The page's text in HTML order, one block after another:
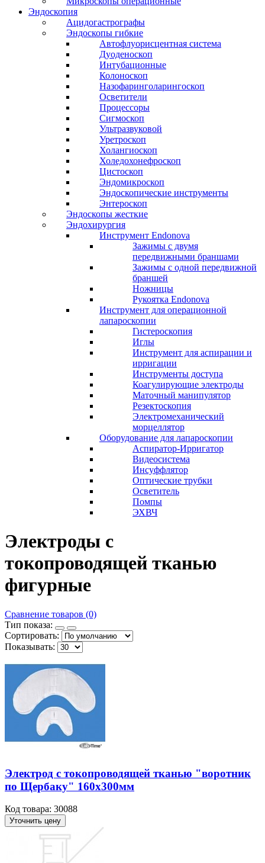
Эндоскопия
Ацидогастрографы
Эндоскопы гибкие
Автофлуорисцентная система
Дуоденоскоп
Интубационные
Колоноскоп
Назофаринголарингоскоп
Осветители
Процессоры
Сигмоскоп
Ультразвуковой
Уретроскоп
Холангиоскоп
Холедохонефроскоп
Цистоскоп
Эндомикроскоп
Эндоскопические инструменты
Энтероскоп
Эндоскопы жесткие
Эндохирургия
Инструмент Endonova
Зажимы с двумя
передвижными браншами
Зажимы с одной передвижной
браншей
Ножницы
Рукоятка Endonova
Инструмент для операционной
лапароскопии
Гистероскопия
Иглы
Инструмент для аспирации и
ирригации
Инструменты доступа
Коагулирующие электроды
Маточный манипулятор
Резектоскопия
Электромеханический
морцеллятор
Оборудование для лапароскопии
Аспиратор-Ирригатор
Видеосистема
Инсуффлятор
Оптические трубки
Осветитель
Помпы
ЭХВЧ
Электроды с
токопроводящей тканью
фигурные
Сравнение товаров (0)
Тип показа:
Сортировать:
Показывать:
Электрод с токопроводящей тканью "воротник
по Щербаку" 160х300мм
Код товара: 30088
Уточнить цену